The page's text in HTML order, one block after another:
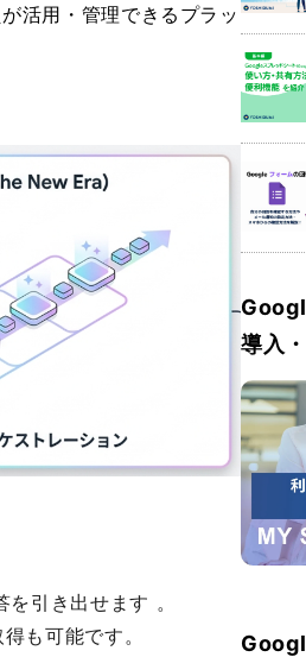
活用・管理できるプラッ
引き出せます 。
も可能です。
導入